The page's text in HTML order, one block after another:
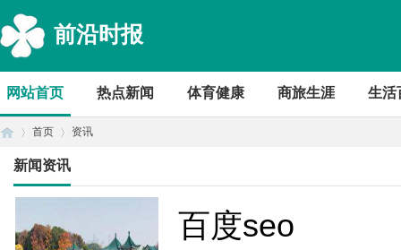
前沿时报
网站首页 热点新闻 体育健康 商旅生涯 生活
首页 资讯
新闻资讯
百度seo